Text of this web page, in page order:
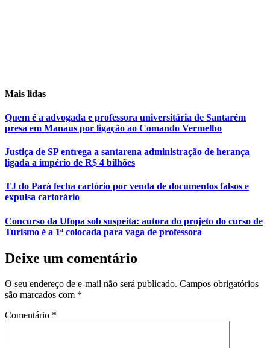
Mais lidas
Quem é a advogada e professora universitária de Santarém
presa em Manaus por ligação ao Comando Vermelho
Justiça de SP entrega a santarena administração de herança
ligada a império de R$ 4 bilhões
TJ do Pará fecha cartório por venda de documentos falsos e
expulsa cartorário
Concurso da Ufopa sob suspeita: autora do projeto do curso de
Turismo é a 1ª colocada para vaga de professora
Deixe um comentário
O seu endereço de e-mail não será publicado. Campos obrigatórios
são marcados com *
Comentário *